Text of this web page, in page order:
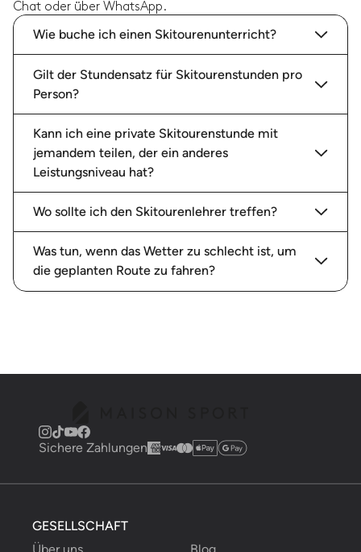
Chat oder über WhatsApp.
Wie buche ich einen Skitourenunterricht?
Gilt der Stundensatz für Skitourenstunden pro
Person?
Kann ich eine private Skitourenstunde mit
jemandem teilen, der ein anderes
Leistungsniveau hat?
Wo sollte ich den Skitourenlehrer treffen?
Was tun, wenn das Wetter zu schlecht ist, um
die geplanten Route zu fahren?
Sichere Zahlungen
GESELLSCHAFT